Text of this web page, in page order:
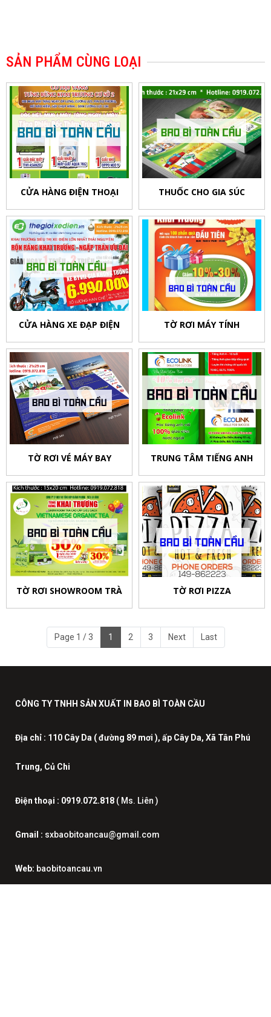
SẢN PHẨM CÙNG LOẠI
CỬA HÀNG ĐIỆN THOẠI THUỐC CHO GIA SÚC
CỬA HÀNG XE ĐẠP ĐIỆN TỜ RƠI MÁY TÍNH
TỜ RƠI VÉ MÁY BAY TRUNG TÂM TIẾNG ANH
TỜ RƠI SHOWROOM TRÀ TỜ RƠI PIZZA
Page 1 / 3 1 2 3 Next Last
CÔNG TY TNHH SẢN XUẤT IN BAO BÌ TOÀN CẦU
Địa chỉ : 110 Cây Da ( đường 89 mơi ), ấp Cây Da, Xã Tân Phú
Trung, Củ Chi
Điện thoại : 0919.072.818 ( Ms. Liên )
Gmail : sxbaobitoancau@gmail.com
Web: baobitoancau.vn